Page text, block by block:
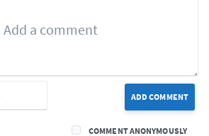
ADD COMMENT
COMMENT ANONYMOUSLY